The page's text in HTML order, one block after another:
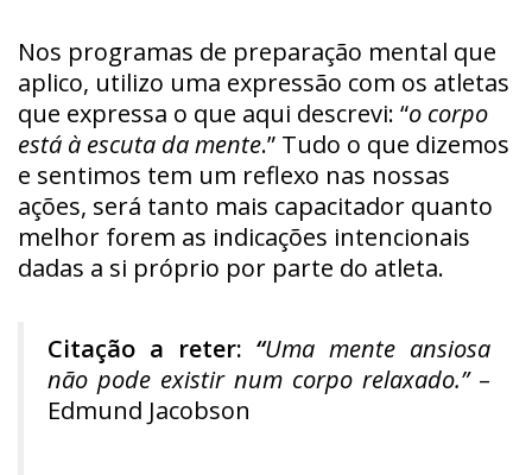
Nos programas de preparação mental que
aplico, utilizo uma expressão com os atletas
que expressa o que aqui descrevi: “o corpo
está à escuta da mente.” Tudo o que dizemos
e sentimos tem um reflexo nas nossas
ações, será tanto mais capacitador quanto
melhor forem as indicações intencionais
dadas a si próprio por parte do atleta.
Citação a reter: “Uma mente ansiosa
não pode existir num corpo relaxado.”–
Edmund Jacobson